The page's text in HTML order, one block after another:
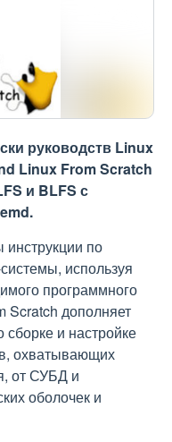
руководств Linux
Linux From Scratch
и BLFS с
по
используя
программного
Scratch дополняет
и настройке
охватывающих
от СУБД и
оболочек и